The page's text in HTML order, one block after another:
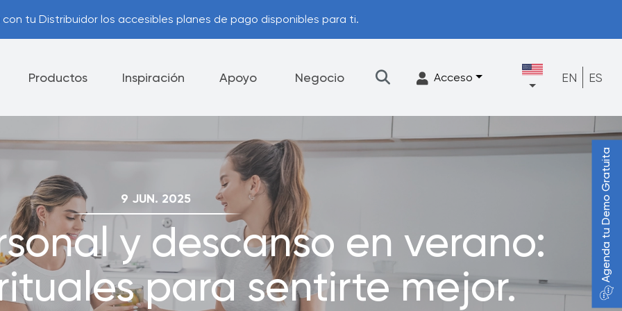
tu Distribuidor los accesibles planes de pago disponibles para ti.
Productos
Vajilla
Inspiración Apoyo
Royal Prestige®
de Devolución
Consejos Útiles
Opciones de Pago Programa de actualización
Negocio Acceso EN ES
9 JUN. 2025
y descanso en verano:
para sentirte mejor.
Agenda tu Demo Gratuita